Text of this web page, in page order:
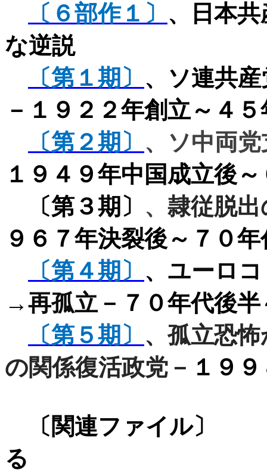
〔６部作１〕 、日本
な逆説
〔第１期〕 、ソ連共
－１９２２年創立～４
〔第２期〕 、ソ中両
１９４９年中国成立後
〔第３期〕 、 隷従脱
９６７年決裂後～７０
〔第４期〕 、 ユーロ
→再孤立－ ７０年代後
〔第５期〕 、孤立恐
の関係復活政党－ １９
〔関連ファ
る